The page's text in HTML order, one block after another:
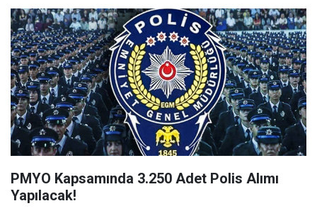
PMYO Kapsamında 3.250 Adet Polis Alımı
Yapılacak!